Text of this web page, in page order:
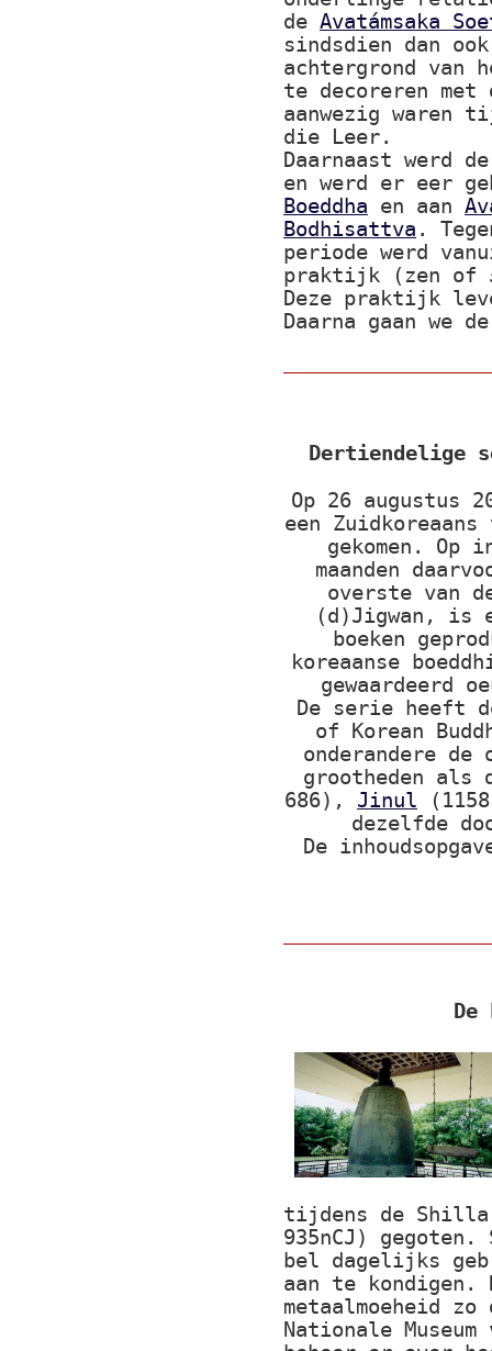
de Avatámsaka
sindsdien dan
achtergrond van
te decoreren met
aanwezig waren
die Leer.
Daarnaast werd
en werd er eer
Boeddha en aan
Bodhisattva .
periode werd
praktijk (zen of
Deze praktijk
Daarna gaan we
Dertiendelige
Op 26 augustus
een
gekomen.
maanden
overste van
(d)Jigwan, is
boeken
koreaanse
gewaardeerd
De serie heeft
of Korean
onderandere de
grootheden als
686), Jinul
dezelfde
De
tijdens de
935nCJ)
bel dagelijks
aan te kondigen.
metaalmoeheid
Nationale